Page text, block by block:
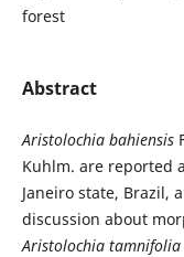
forest
Abstract
Aristolochia bahiensis
Kuhlm. are reported
Janeiro state, Brazil,
discussion about
Aristolochia tamnifolia